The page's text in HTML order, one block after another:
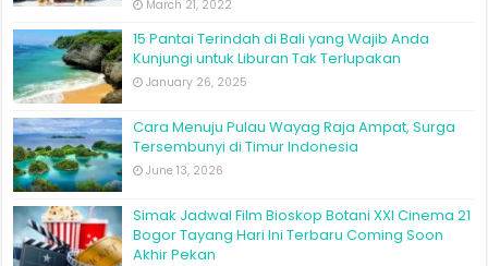
March 21, 2022
15 Pantai Terindah di Bali yang Wajib Anda
Kunjungi untuk Liburan Tak Terlupakan
January 26, 2025
Cara Menuju Pulau Wayag Raja Ampat, Surga
Tersembunyi di Timur Indonesia
June 13, 2026
Simak Jadwal Film Bioskop Botani XXI Cinema 21
Bogor Tayang Hari Ini Terbaru Coming Soon
Akhir Pekan